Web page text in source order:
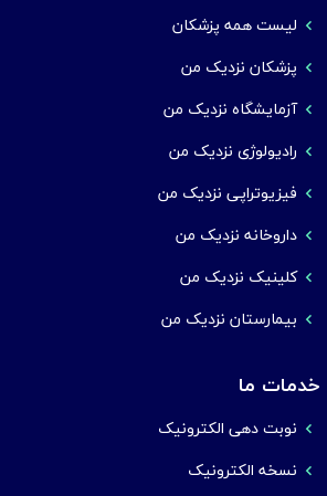
لیست همه پزشکان
پزشکان نزدیک من
آزمایشگاه نزدیک من
رادیولوژی نزدیک من
فیزیوتراپی نزدیک من
داروخانه نزدیک من
کلینیک نزدیک من
بیمارستان نزدیک من
خدمات ما
نوبت دهی الکترونیک
نسخه الکترونیک